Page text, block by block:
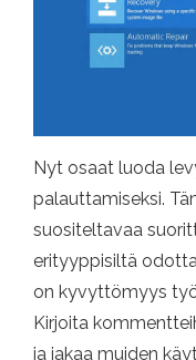
Nyt osaat luoda
palauttamiseksi.
suositeltavaa
erityyppisiltä
on kyvyttömyys
Kirjoita
ja jakaa muiden